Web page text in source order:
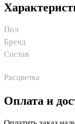
Пол
Бренд
Состав
Расцветка
Оплата и